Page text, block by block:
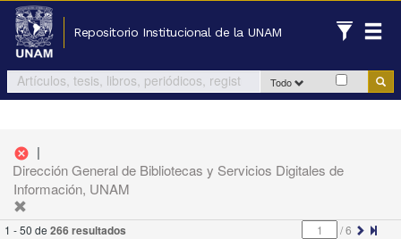
Repositorio Institucional de la UNAM
Todo
cancel |
Dirección General de Bibliotecas y Servicios Digitales de
Información, UNAM
1 - 50 de 266 resultados /6